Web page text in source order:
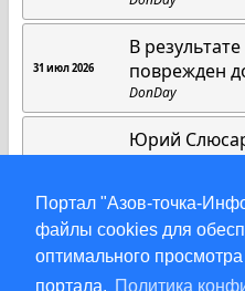
Портал "Азов-точка-
файлы cookies для
оптимального
портала. Политика
31 июл 2026
В
поврежден
DonDay
Юрий
Пресс-служба